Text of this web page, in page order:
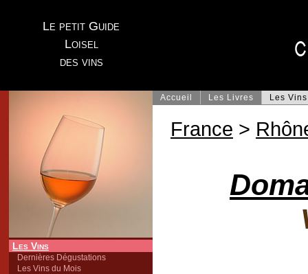
Le petit Guide
Loisel
des vins
Les Vins
Dernières Dégustations
Les Vins du Mois
Accueil Les Livres Les Vins
France >